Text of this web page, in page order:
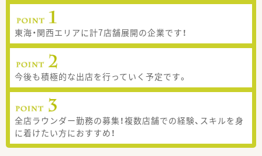
東海・関西エリアに計7店舗展開の企業です！
今後も積極的な出店を行っていく予定です。
全店ラウンダー勤務の募集！複数店舗での経験、スキルを身
に着けたい方におすすめ！